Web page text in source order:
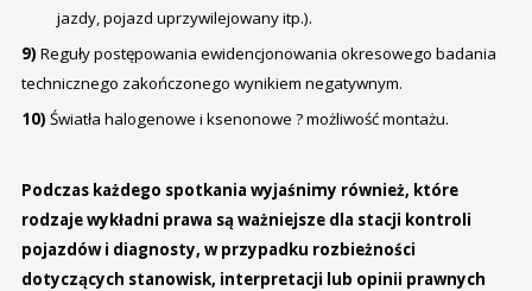
jazdy, pojazd uprzywilejowany itp.).
9) Reguły postępowania ewidencjonowania okresowego badania
technicznego zakończonego wynikiem negatywnym.
10) Światła halogenowe i ksenonowe ? możliwość montażu.
Podczas każdego spotkania wyjaśnimy również, które
rodzaje wykładni prawa są ważniejsze dla stacji kontroli
pojazdów i diagnosty, w przypadku rozbieżności
dotyczących stanowisk, interpretacji lub opinii prawnych